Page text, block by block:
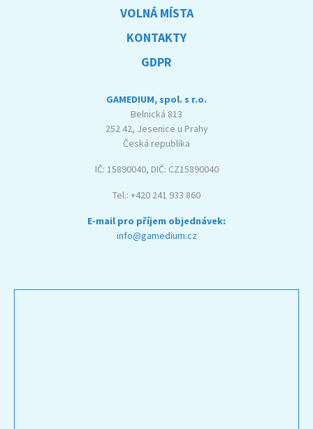
VOLNÁ MÍSTA
KONTAKTY
GDPR
GAMEDIUM, spol. s r.o.
Belnická 813
252 42, Jesenice u Prahy
Česká republika
IČ: 15890040, DIČ: CZ15890040
Tel.: +420 241 933 860
E-mail pro příjem objednávek:
info@gamedium.cz